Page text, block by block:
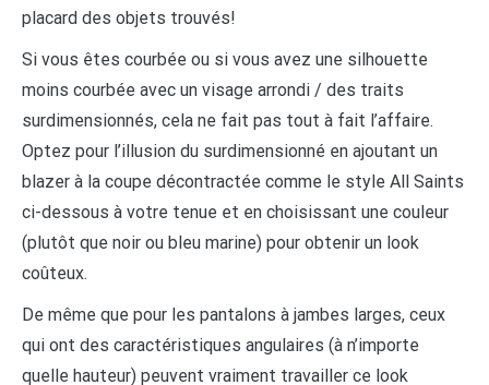
placard des objets trouvés!
Si vous êtes courbée ou si vous avez une silhouette
moins courbée avec un visage arrondi / des traits
surdimensionnés, cela ne fait pas tout à fait l’affaire.
Optez pour l’illusion du surdimensionné en ajoutant un
blazer à la coupe décontractée comme le style All Saints
ci-dessous à votre tenue et en choisissant une couleur
(plutôt que noir ou bleu marine) pour obtenir un look
coûteux.
De même que pour les pantalons à jambes larges, ceux
qui ont des caractéristiques angulaires (à n’importe
quelle hauteur) peuvent vraiment travailler ce look